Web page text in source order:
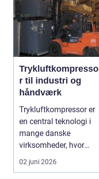
Trykluftkompresso
r til industri og
håndværk
Trykluftkompressor er
en central teknologi i
mange danske
virksomheder, hvor
stabil forsyning af try...
02 juni 2026